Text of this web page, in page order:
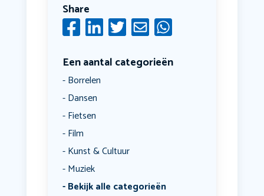
Share
Een aantal categorieën
Borrelen
Dansen
Fietsen
Film
Kunst & Cultuur
Muziek
Bekijk alle categorieën